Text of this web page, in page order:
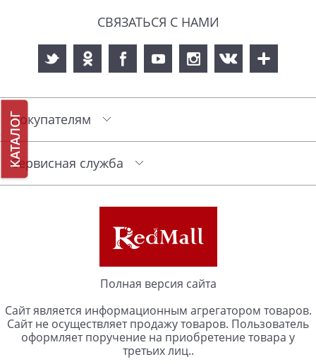
КАТАЛОГ
СВЯЗАТЬСЯ С НАМИ
Покупателям
Сервисная служба
Полная версия сайта
Сайт является информационным агрегатором товаров.
Сайт не осуществляет продажу товаров. Пользователь
оформляет поручение на приобретение товара у
третьих лиц..